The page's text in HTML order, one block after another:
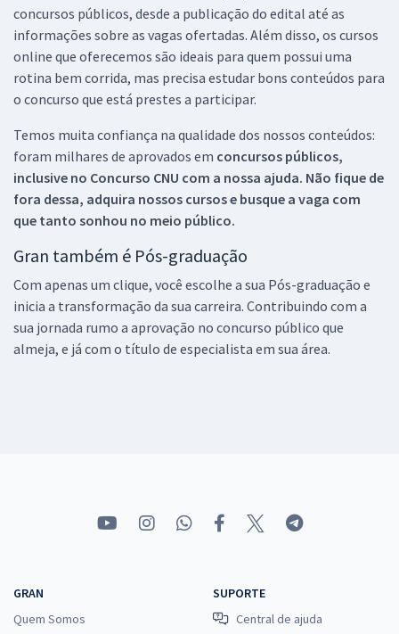
concursos públicos, desde a publicação do edital até as
informações sobre as vagas ofertadas. Além disso, os cursos
online que oferecemos são ideais para quem possui uma
rotina bem corrida, mas precisa estudar bons conteúdos para
o concurso que está prestes a participar.
Temos muita confiança na qualidade dos nossos conteúdos:
foram milhares de aprovados em concursos públicos,
inclusive no Concurso CNU com a nossa ajuda. Não fique de
fora dessa, adquira nossos cursos e busque a vaga com
que tanto sonhou no meio público.
Gran também é Pós-graduação
Com apenas um clique, você escolhe a sua Pós-graduação e
inicia a transformação da sua carreira. Contribuindo com a
sua jornada rumo a aprovação no concurso público que
almeja, e já com o título de especialista em sua área.
GRAN
Quem Somos
SUPORTE
Central de ajuda